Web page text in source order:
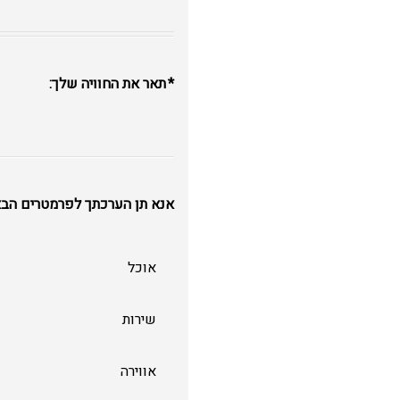
תאר את החוויה שלך:
אנא תן הערכתך לפרמטרים
אוכל
שירות
אווירה